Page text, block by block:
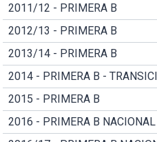
2011/12 - PRIMERA B
2012/13 - PRIMERA B
2013/14 - PRIMERA B
2014 - PRIMERA B -
2015 - PRIMERA B
2016 - PRIMERA B NACIONAL